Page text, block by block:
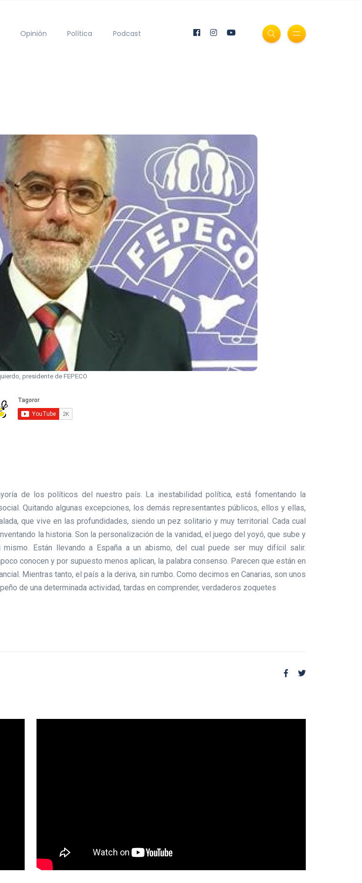
Opinión Política Podcast
presidente de FEPECO
de los políticos del nuestro país. La inestabilidad política, está fomentando la
Quitando algunas excepciones, los demás representantes públicos, ellos y ellas,
que vive en las profundidades, siendo un pez solitario y muy territorial. Cada cual
la historia. Son la personalización de la vanidad, el juego del yoyó, que sube y
Están llevando a España a un abismo, del cual puede ser muy difícil salir.
conocen y por supuesto menos aplican, la palabra consenso. Parecen que están en
Mientras tanto, el país a la deriva, sin rumbo. Como decimos en Canarias, son unos
de una determinada actividad, tardas en comprender, verdaderos zoquetes